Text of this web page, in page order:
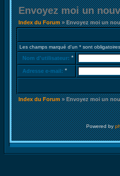
Envoyez moi un
Index du Forum» Envoyez moi un
Les champs marqué d'un * sont obligatoires.
Nom d'utilisateur: *
Adresse e-mail: *
Index du Forum» Envoyez moi un
Powered by